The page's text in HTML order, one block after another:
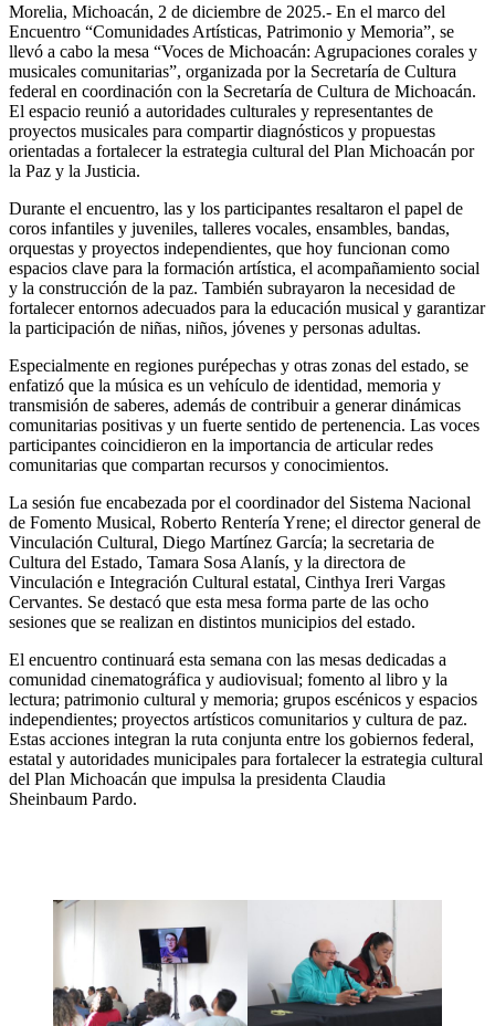
Morelia, Michoacán, 2 de diciembre de 2025.- En el marco del
Encuentro “Comunidades Artísticas, Patrimonio y Memoria”, se
llevó a cabo la mesa “Voces de Michoacán: Agrupaciones corales y
musicales comunitarias”, organizada por la Secretaría de Cultura
federal en coordinación con la Secretaría de Cultura de Michoacán.
El espacio reunió a autoridades culturales y representantes de
proyectos musicales para compartir diagnósticos y propuestas
orientadas a fortalecer la estrategia cultural del Plan Michoacán por
la Paz y la Justicia.
Durante el encuentro, las y los participantes resaltaron el papel de
coros infantiles y juveniles, talleres vocales, ensambles, bandas,
orquestas y proyectos independientes, que hoy funcionan como
espacios clave para la formación artística, el acompañamiento social
y la construcción de la paz. También subrayaron la necesidad de
fortalecer entornos adecuados para la educación musical y garantizar
la participación de niñas, niños, jóvenes y personas adultas.
Especialmente en regiones purépechas y otras zonas del estado, se
enfatizó que la música es un vehículo de identidad, memoria y
transmisión de saberes, además de contribuir a generar dinámicas
comunitarias positivas y un fuerte sentido de pertenencia. Las voces
participantes coincidieron en la importancia de articular redes
comunitarias que compartan recursos y conocimientos.
La sesión fue encabezada por el coordinador del Sistema Nacional
de Fomento Musical, Roberto Rentería Yrene; el director general de
Vinculación Cultural, Diego Martínez García; la secretaria de
Cultura del Estado, Tamara Sosa Alanís, y la directora de
Vinculación e Integración Cultural estatal, Cinthya Ireri Vargas
Cervantes. Se destacó que esta mesa forma parte de las ocho
sesiones que se realizan en distintos municipios del estado.
El encuentro continuará esta semana con las mesas dedicadas a
comunidad cinematográfica y audiovisual; fomento al libro y la
lectura; patrimonio cultural y memoria; grupos escénicos y espacios
independientes; proyectos artísticos comunitarios y cultura de paz.
Estas acciones integran la ruta conjunta entre los gobiernos federal,
estatal y autoridades municipales para fortalecer la estrategia cultural
del Plan Michoacán que impulsa la presidenta Claudia
Sheinbaum Pardo.